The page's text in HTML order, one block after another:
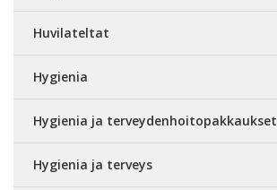
Huvilateltat
Hygienia
Hygienia ja terveydenhoitopakkaukset
Hygienia ja terveys